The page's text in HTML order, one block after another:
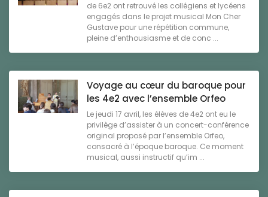
de 6e2 ont retrouvé les collégiens et lycéens
engagés dans le projet musical Mon Cher
Gustave pour une répétition commune,
pleine d’enthousiasme et de conc ...
Voyage au cœur du baroque pour
les 4e2 avec l’ensemble Orfeo
Le jeudi 17 avril, les élèves de 4e2 ont eu le
privilège d’assister à un concert-conférence
original proposé par l’ensemble Orfeo,
consacré à l’époque baroque. Ce moment
musical, aussi instructif qu’im ...